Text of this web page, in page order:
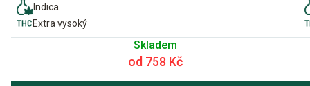
Indica
Extra vysoký
Skladem
od 758 Kč